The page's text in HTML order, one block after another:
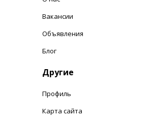
Вакансии
Объявления
Блог
Другие
Профиль
Карта сайта